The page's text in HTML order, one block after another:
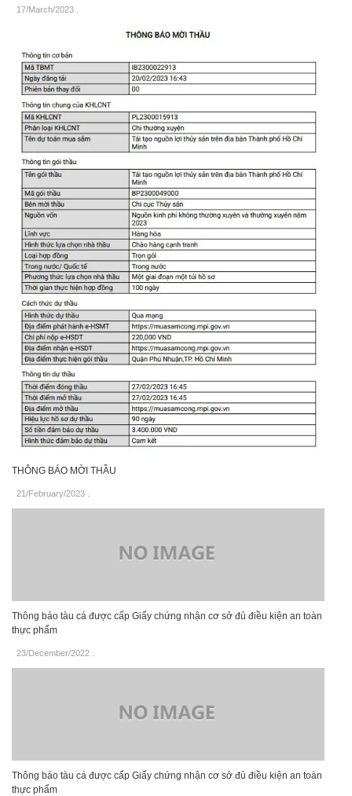
17/March/2023
THÔNG BÁO MỜI THẦU
21/February/2023
Thông báo tàu cá được cấp Giấy chứng nhận cơ sở đủ điều kiện an toàn
thực phẩm
23/December/2022
Thông báo tàu cá được cấp Giấy chứng nhận cơ sở đủ điều kiện an toàn
thực phẩm